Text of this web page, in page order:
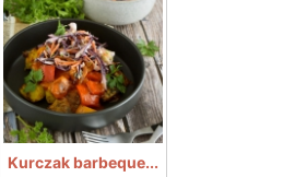
Kurczak barbeque...